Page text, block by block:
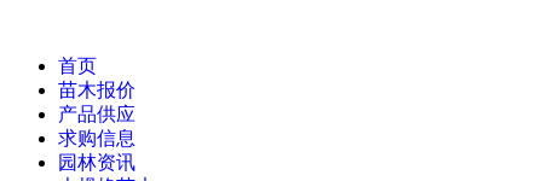
首页
苗木报价
产品供应
求购信息
园林资讯